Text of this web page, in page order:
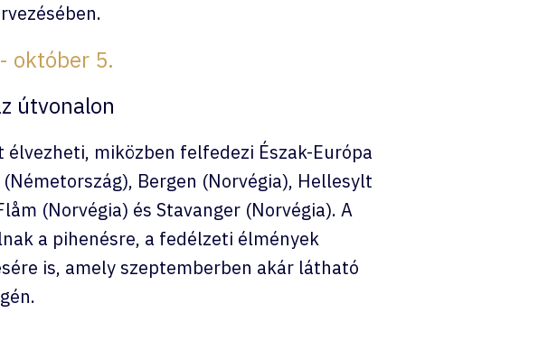
október 5.
útvonalon
miközben felfedezi Észak-Európa
Bergen (Norvégia), Hellesylt
(Norvégia) és Stavanger (Norvégia). A
a pihenésre, a fedélzeti élmények
is, amely szeptemberben akár látható